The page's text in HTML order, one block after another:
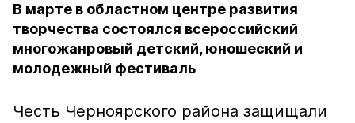
В марте в областном центре развития
творчества состоялся всероссийский
многожанровый детский, юношеский и
молодежный фестиваль
Честь Черноярского района защищали